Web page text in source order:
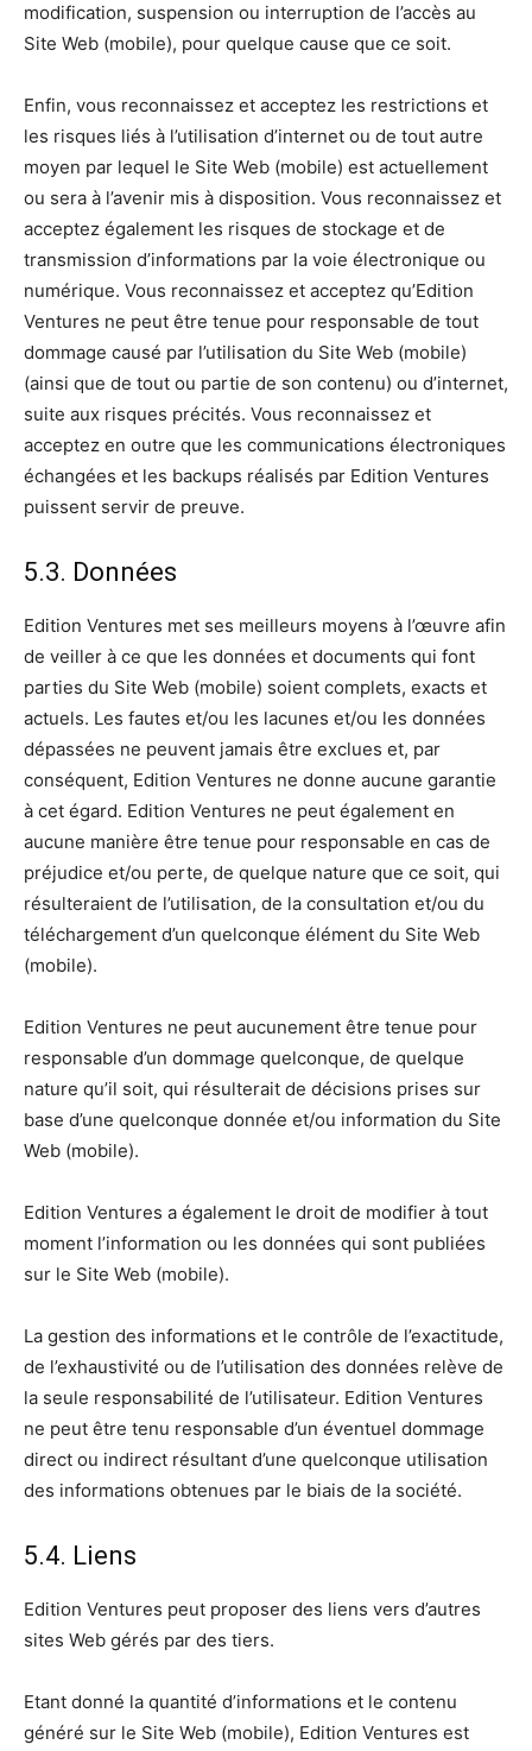
modification, suspension ou interruption de l’accès au
Site Web (mobile), pour quelque cause que ce soit.
Enfin, vous reconnaissez et acceptez les restrictions et
les risques liés à l’utilisation d’internet ou de tout autre
moyen par lequel le Site Web (mobile) est actuellement
ou sera à l’avenir mis à disposition. Vous reconnaissez et
acceptez également les risques de stockage et de
transmission d’informations par la voie électronique ou
numérique. Vous reconnaissez et acceptez qu’Edition
Ventures ne peut être tenue pour responsable de tout
dommage causé par l’utilisation du Site Web (mobile)
(ainsi que de tout ou partie de son contenu) ou d’internet,
suite aux risques précités. Vous reconnaissez et
acceptez en outre que les communications électroniques
échangées et les backups réalisés par Edition Ventures
puissent servir de preuve.
5.3. Données
Edition Ventures met ses meilleurs moyens à l’œuvre afin
de veiller à ce que les données et documents qui font
parties du Site Web (mobile) soient complets, exacts et
actuels. Les fautes et/ou les lacunes et/ou les données
dépassées ne peuvent jamais être exclues et, par
conséquent, Edition Ventures ne donne aucune garantie
à cet égard. Edition Ventures ne peut également en
aucune manière être tenue pour responsable en cas de
préjudice et/ou perte, de quelque nature que ce soit, qui
résulteraient de l’utilisation, de la consultation et/ou du
téléchargement d’un quelconque élément du Site Web
(mobile).
Edition Ventures ne peut aucunement être tenue pour
responsable d’un dommage quelconque, de quelque
nature qu’il soit, qui résulterait de décisions prises sur
base d’une quelconque donnée et/ou information du Site
Web (mobile).
Edition Ventures a également le droit de modifier à tout
moment l’information ou les données qui sont publiées
sur le Site Web (mobile).
La gestion des informations et le contrôle de l’exactitude,
de l’exhaustivité ou de l’utilisation des données relève de
la seule responsabilité de l’utilisateur. Edition Ventures
ne peut être tenu responsable d’un éventuel dommage
direct ou indirect résultant d’une quelconque utilisation
des informations obtenues par le biais de la société.
5.4. Liens
Edition Ventures peut proposer des liens vers d’autres
sites Web gérés par des tiers.
Etant donné la quantité d’informations et le contenu
généré sur le Site Web (mobile), Edition Ventures est